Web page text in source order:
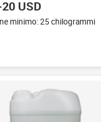
USD
minimo: 25 chilogrammi